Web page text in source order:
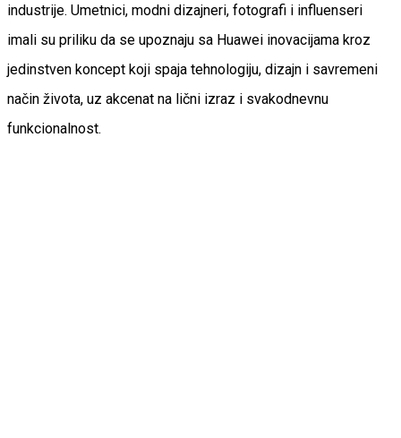
industrije. Umetnici, modni dizajneri, fotografi i influenseri
imali su priliku da se upoznaju sa Huawei inovacijama kroz
jedinstven koncept koji spaja tehnologiju, dizajn i savremeni
način života, uz akcenat na lični izraz i svakodnevnu
funkcionalnost.